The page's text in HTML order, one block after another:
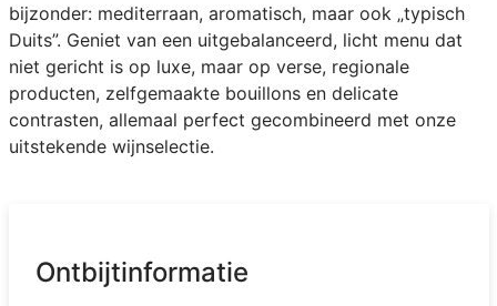
bijzonder: mediterraan, aromatisch, maar ook „typisch
Duits”. Geniet van een uitgebalanceerd, licht menu dat
niet gericht is op luxe, maar op verse, regionale
producten, zelfgemaakte bouillons en delicate
contrasten, allemaal perfect gecombineerd met onze
uitstekende wijnselectie.
Ontbijtinformatie